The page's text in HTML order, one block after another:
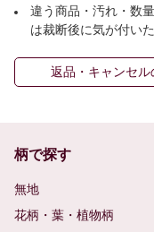
違う商品・汚れ・数
は裁断後に気が付いた
返品・キャンセル
柄で探す
無地
花柄・葉・植物柄